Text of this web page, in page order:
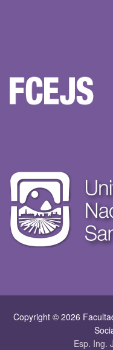
Copyright © 2026
Esp. Ing.